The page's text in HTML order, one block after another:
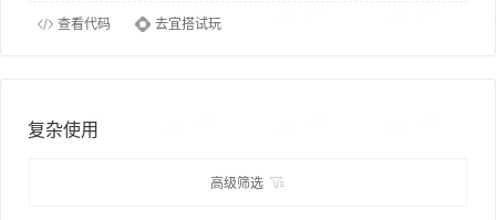
查看代码 去宜搭试玩
复杂使用
高级筛选